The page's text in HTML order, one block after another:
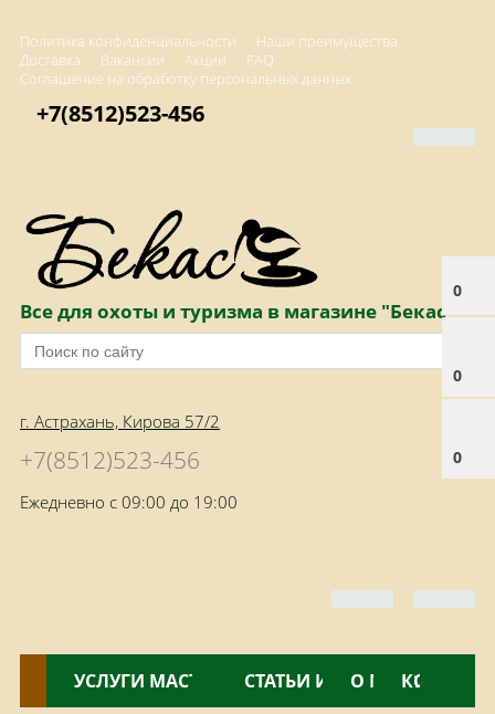
Политика конфиденциальности
Наши преимущества
Доставка
Вакансии Акции
FAQ
Соглашение на обработку персональных данных
0
0
0
+7(8512)523-456
Все для охоты и туризма в магазине "Бекас"
г. Астрахань, Кирова 57/2
+7(8512)523-456
Ежедневно с 09:00 до 19:00
КАТАЛОГ
УСЛУГИ МАСТЕРСКОЙНОВОСТИ
СТАТЬИ И ОБЗОРЫ
О МАГАЗИНЕ